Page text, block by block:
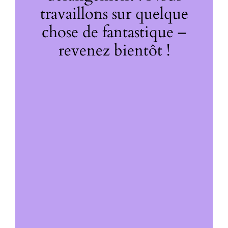
travaillons sur quelque
chose de fantastique –
revenez bientôt !